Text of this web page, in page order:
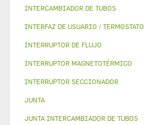
INTERCAMBIADOR DE TUBOS
INTERFAZ DE USUARIO / TERMOSTATO
INTERRUPTOR DE FLUJO
INTERRUPTOR MAGNETOTÉRMICO
INTERRUPTOR SECCIONADOR
JUNTA
JUNTA INTERCAMBIADOR DE TUBOS